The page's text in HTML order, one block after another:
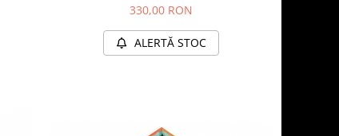
330,00 RON
ALERTĂ STOC